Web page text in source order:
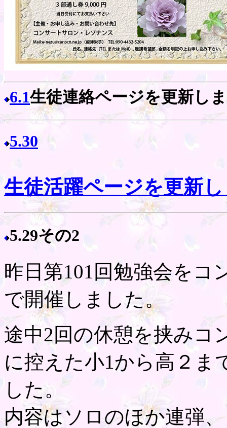
6.1生徒連絡ページを更新し
5.30
生徒活躍ページを更新
5.29その2
昨日第101回勉強会をコ
で開催しました。
途中2回の休憩を挟みコ
に控えた小1から高２ま
した。
内容はソロのほか連弾